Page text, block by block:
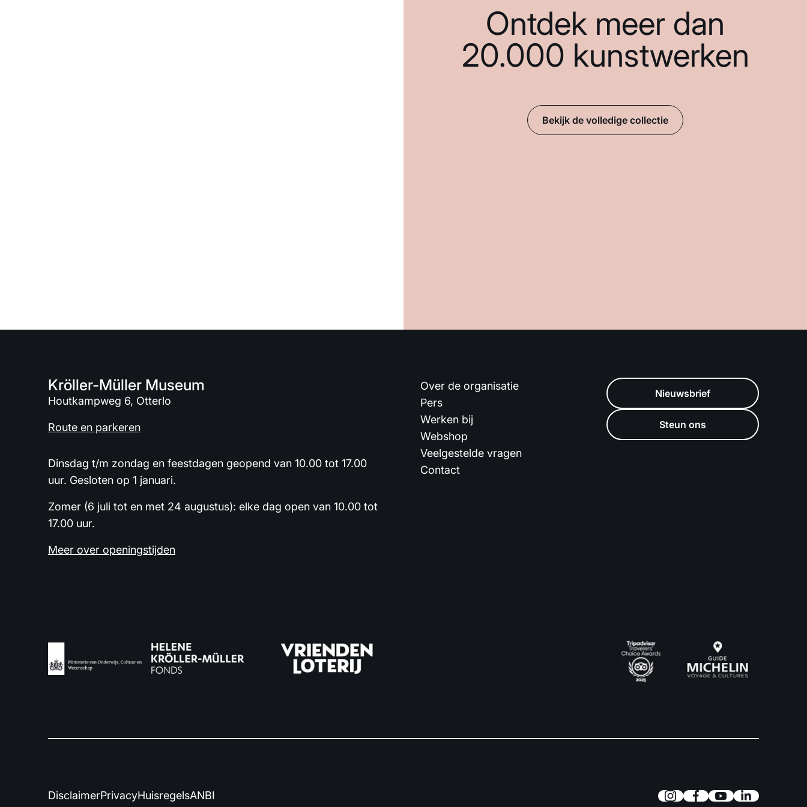
Ontdek meer dan
20.000 kunstwerken
Bekijk de volledige collectie
Kröller-Müller Museum
Houtkampweg 6, Otterlo
Route en parkeren
Dinsdag t/m zondag en feestdagen geopend van 10.00 tot 17.00
uur. Gesloten op 1 januari.
Zomer (6 juli tot en met 24 augustus): elke dag open van 10.00 tot
17.00 uur.
Meer over openingstijden
Over de organisatie
Pers
Werken bij
Webshop
Veelgestelde vragen
Contact
Nieuwsbrief
Steun ons
DisclaimerPrivacyHuisregelsANBI